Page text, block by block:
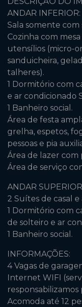
ANDAR INFERIOR:
Sala somente com
Cozinha com
utensílios (micro-
sanduicheira,
talheres).
1 Dormitório com
e ar condicionado
1 Banheiro social.
Área de festa
grelha, espetos,
pessoas e pia
Área de lazer com
Área de serviço
ANDAR
2 Suítes de casal
1 Dormitório com
de solteiro e ar
1 Banheiro social.
INFORMAÇÕES:
4 Vagas de
Internet WIFI
Acomoda até 12